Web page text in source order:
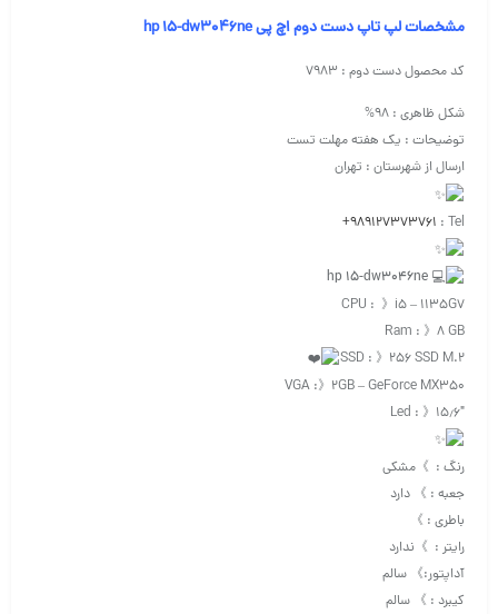
مشخصات لپ تاپ دست دوم اچ پی hp 15-dw3046ne
کد محصول دست دوم : ۷۹۸۳
شکل ظاهری : ۹۸%
توضیحات : یک هفته مهلت تست
ارسال از شهرستان : تهران
Tel :
+989127373761
CPU : 》i5 – 1135G7
Ram : 》۸ GB
SSD : 》۲۵۶ SSD M.2
VGA :》۲GB – GeForce MX350
Led : 》۱۵٫۶″
رنگ : 》مشکی
جعبه : 》 دارد
باطری : 》
رایتر : 》ندارد
آداپتور:》 سالم
کیبرد : 》 سالم